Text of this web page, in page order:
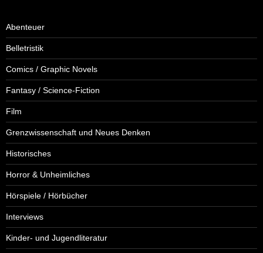
Abenteuer
Belletristik
Comics / Graphic Novels
Fantasy / Science-Fiction
Film
Grenzwissenschaft und Neues Denken
Historisches
Horror & Unheimliches
Hörspiele / Hörbücher
Interviews
Kinder- und Jugendliteratur